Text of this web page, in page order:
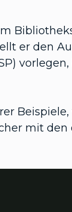
er den
mit den